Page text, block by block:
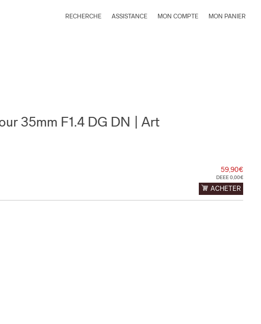
RECHERCHE ASSISTANCE MON COMPTE MON PANIER
35mm F1.4 DG DN | Art
59,90€
DEEE 0,00€
ACHETER